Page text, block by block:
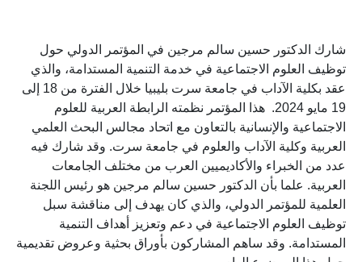
شارك الدكتور حسين سالم مرجين في المؤتمر الدولي حول
توظيف العلوم الاجتماعية في خدمة التنمية المستدامة، والذي
عقد بكلية الآداب في جامعة سرت بليبيا خلال الفترة من 18 إلى
19 مايو 2024. هذا المؤتمر نظمته الرابطة العربية للعلوم
الاجتماعية والإنسانية بالتعاون مع اتحاد مجالس البحث العلمي
العربية وكلية الآداب والعلوم في جامعة سرت. وقد شارك فيه
عدد من الخبراء والأكاديميين العرب من مختلف الجامعات
العربية. علما بأن الدكتور حسين سالم مرجين هو رئيس اللجنة
العلمية للمؤتمر الدولي، والذي كان يهدف إلى مناقشة سبل
توظيف العلوم الاجتماعية في دعم وتعزيز أهداف التنمية
المستدامة. وقد ساهم المشاركون بأوراق بحثية وعروض تقديمية